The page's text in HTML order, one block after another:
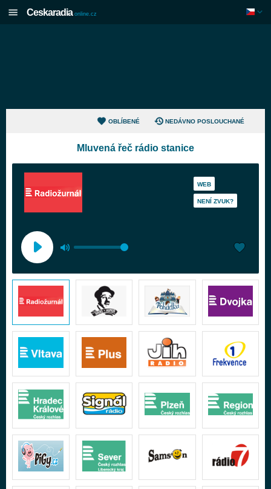
Ceskaradia online.cz
OBLÍBENÉ NEDÁVNO POSLOUCHANÉ
Mluvená řeč rádio stanice
WEB
NENÍ ZVUK?